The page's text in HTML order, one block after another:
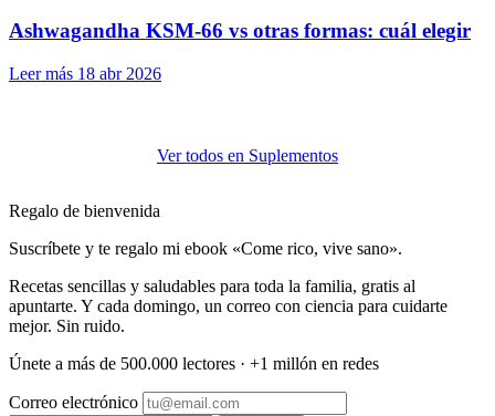
Ashwagandha KSM-66 vs otras formas: cuál elegir
Leer más 18 abr 2026
Ver todos en Suplementos
Regalo de bienvenida
Suscríbete y te regalo mi ebook «Come rico, vive sano».
Recetas sencillas y saludables para toda la familia, gratis al
apuntarte. Y cada domingo, un correo con ciencia para cuidarte
mejor. Sin ruido.
Únete a más de 500.000 lectores · +1 millón en redes
Correo electrónico